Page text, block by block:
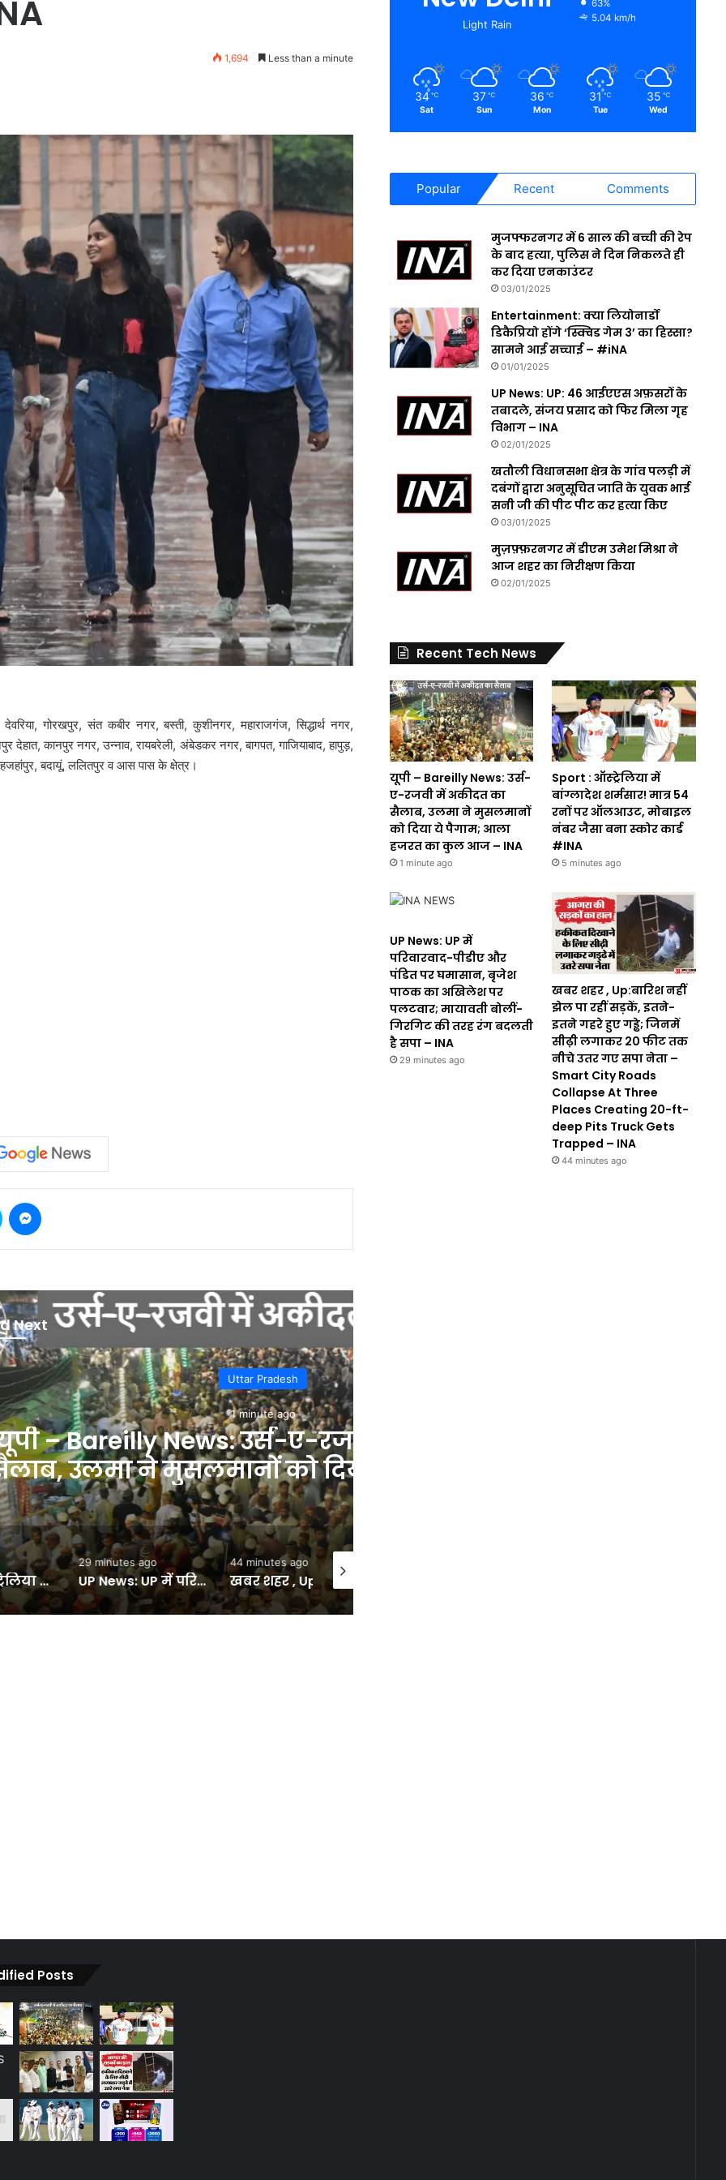
1,694 Less than a minute
गोरखपुर, संत कबीर नगर, बस्ती, कुशीनगर, महाराजगंज, सिद्धार्थ नगर,
देहात, कानपुर नगर, उन्नाव, रायबरेली, अंबेडकर नगर, बागपत, गाजियाबाद, हापुड़,
बदायूं, ललितपुर व आस पास के क्षेत्र।
Next
Pradesh
ago
ए-रजवी में अकीदत का
को दिया ये पैगाम; आला
आज – INA
29 minutes ago
UP News: UP में परिवारवाद-पीडीए और पंडित पर घमासान, बृजेश पाठक का अखिलेश पर पलटवार; मायावती बोलीं- गिरगिट की तरह रंग बदलती है सपा – INA
44 minutes ago
खबर शहर , Up:बारिश नहीं झेल पा रहीं सड़कें, इतने-इतने गहरे हुए गड्ढे; जिनमें सीढ़ी लगाकर 20 फीट तक नीचे उतर गए सपा नेता – Smart City Roads Collapse At Three Places Creating 20-ft-deep Pits Truck Gets Trapped – INA
46 minutes ago
Light Rain
63%
5.04 km/h
34 ℃
Sat
37 ℃
Sun
36 ℃
Mon
31 ℃
Tue
35 ℃
Wed
Popular Recent Comments
मुजफ्फरनगर में 6 साल की बच्ची की रेप
के बाद हत्या, पुलिस ने दिन निकलते ही
कर दिया एनकाउंटर
03/01/2025
Entertainment: क्या लियोनार्डो
डिकैप्रियो होंगे ‘स्क्विड गेम 3’ का हिस्सा?
सामने आई सच्चाई – #iNA
01/01/2025
UP News: UP: 46 आईएएस अफ़सरों के
तबादले, संजय प्रसाद को फिर मिला गृह
विभाग – INA
02/01/2025
खतौली विधानसभा क्षेत्र के गांव पलड़ी में
दबंगों द्वारा अनुसूचित जाति के युवक भाई
सनी जी की पीट पीट कर हत्या किए
03/01/2025
मुज़फ़्फ़रनगर में डीएम उमेश मिश्रा ने
आज शहर का निरीक्षण किया
02/01/2025
Recent Tech News
यूपी – Bareilly News: उर्स-
ए-रजवी में अकीदत का
सैलाब, उलमा ने मुसलमानों
को दिया ये पैगाम; आला
हजरत का कुल आज – INA
1 minute ago
Sport : ऑस्ट्रेलिया में
बांग्लादेश शर्मसार! मात्र 54
रनों पर ऑलआउट, मोबाइल
नंबर जैसा बना स्कोर कार्ड
#INA
5 minutes ago
UP News: UP में
परिवारवाद-पीडीए और
पंडित पर घमासान, बृजेश
पाठक का अखिलेश पर
पलटवार; मायावती बोलीं-
गिरगिट की तरह रंग बदलती
है सपा – INA
29 minutes ago
खबर शहर , Up:बारिश नहीं
झेल पा रहीं सड़कें, इतने-
इतने गहरे हुए गड्ढे; जिनमें
सीढ़ी लगाकर 20 फीट तक
नीचे उतर गए सपा नेता –
Smart City Roads
Collapse At Three
Places Creating 20-ft-
deep Pits Truck Gets
Trapped – INA
44 minutes ago
Posts